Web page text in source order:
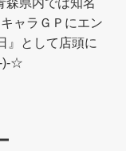
森県内では知名
ャラＧＰにエン
』として店頭に
)-☆